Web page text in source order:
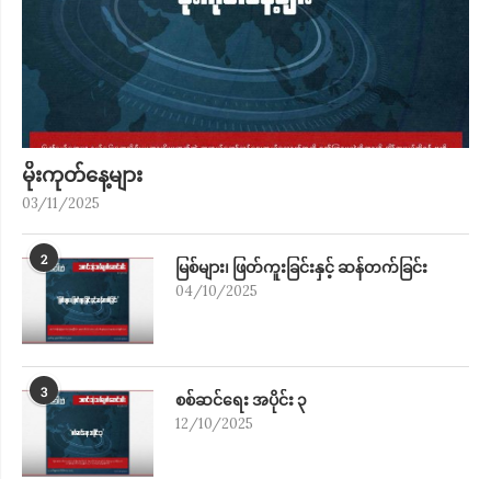
မိုးကုတ်​နေ့များ
03/11/2025
2 မြစ်များ၊ ဖြတ်ကူးခြင်းနှင့် ဆန်တက်ခြင်း
04/10/2025
3 စစ်ဆင်ရေး အပိုင်း ၃
12/10/2025